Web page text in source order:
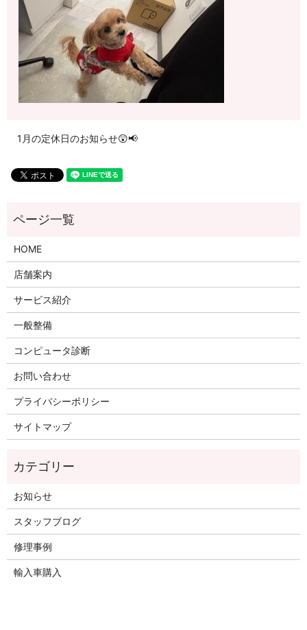
1月の定休日のお知らせ😲📢
HOME
店舗案内
サービス紹介
一般整備
コンピュータ診断
お問い合わせ
プライバシーポリシー
サイトマップ
お知らせ
スタッフブログ
修理事例
輸入車購入